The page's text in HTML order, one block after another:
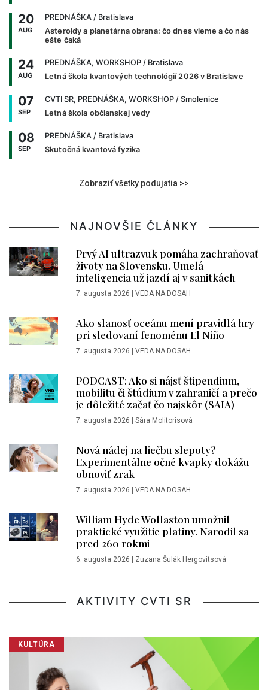
20
AUG
PREDNÁŠKA / Bratislava
Asteroidy a planetárna obrana: čo dnes vieme a čo nás
ešte čaká
24
AUG
PREDNÁŠKA, WORKSHOP / Bratislava
Letná škola kvantových technológií 2026 v Bratislave
07
SEP
CVTI SR, PREDNÁŠKA, WORKSHOP / Smolenice
Letná škola občianskej vedy
08
SEP
PREDNÁŠKA / Bratislava
Skutočná kvantová fyzika
Zobraziť všetky podujatia >>
NAJNOVŠIE ČLÁNKY
Prvý AI ultrazvuk pomáha zachraňovať
životy na Slovensku. Umelá
inteligencia už jazdí aj v sanitkách
7. augusta 2026 VEDA NA DOSAH
Ako slanosť oceánu mení pravidlá hry
pri sledovaní fenoménu El Niño
7. augusta 2026 VEDA NA DOSAH
PODCAST: Ako si nájsť štipendium,
mobilitu či štúdium v zahraničí a prečo
je dôležité začať čo najskôr (SAIA)
7. augusta 2026 Sára Molitorisová
Nová nádej na liečbu slepoty?
Experimentálne očné kvapky dokážu
obnoviť zrak
7. augusta 2026 VEDA NA DOSAH
William Hyde Wollaston umožnil
praktické využitie platiny. Narodil sa
pred 260 rokmi
6. augusta 2026 Zuzana Šulák Hergovitsová
AKTIVITY CVTI SR
KULTÚRA